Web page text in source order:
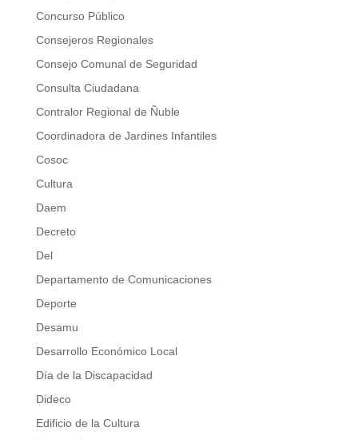
Concurso Público
Consejeros Regionales
Consejo Comunal de Seguridad
Consulta Ciudadana
Contralor Regional de Ñuble
Coordinadora de Jardines Infantiles
Cosoc
Cultura
Daem
Decreto
Del
Departamento de Comunicaciones
Deporte
Desamu
Desarrollo Económico Local
Día de la Discapacidad
Dideco
Edificio de la Cultura